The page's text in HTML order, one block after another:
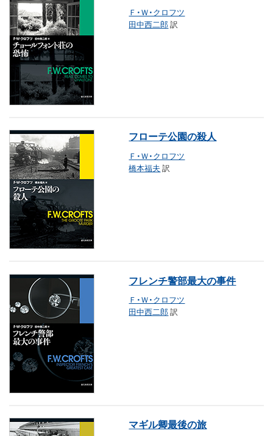
Ｆ・Ｗ・クロフツ
田中西二郎訳
フローテ公園の殺人
Ｆ・Ｗ・クロフツ
橋本福夫 訳
フレンチ警部最大の事件
Ｆ・Ｗ・クロフツ
田中西二郎訳
マギル卿最後の旅